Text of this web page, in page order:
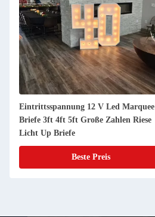
Eintrittsspannung 12 V Led Marquee
Briefe 3ft 4ft 5ft Große Zahlen Riese
Licht Up Briefe
Beste Preis